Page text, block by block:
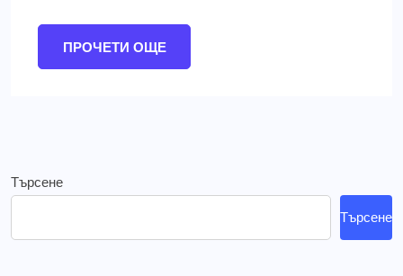
ПРОЧЕТИ ОЩЕ
Търсене
Търсене